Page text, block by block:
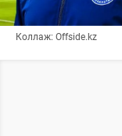
Коллаж: Offside.kz